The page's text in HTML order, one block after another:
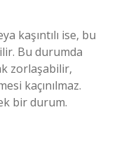
kaşıntılı ise, bu
Bu durumda
zorlaşabilir,
kaçınılmaz.
bir durum.